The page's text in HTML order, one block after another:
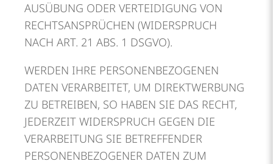
AUSÜBUNG ODER VERTEIDIGUNG VON
RECHTSANSPRÜCHEN (WIDERSPRUCH
NACH ART. 21 ABS. 1 DSGVO).
WERDEN IHRE PERSONENBEZOGENEN
DATEN VERARBEITET, UM DIREKTWERBUNG
ZU BETREIBEN, SO HABEN SIE DAS RECHT,
JEDERZEIT WIDERSPRUCH GEGEN DIE
VERARBEITUNG SIE BETREFFENDER
PERSONENBEZOGENER DATEN ZUM